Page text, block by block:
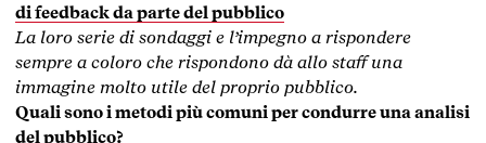
di feedback da parte del pubblico
La loro serie di sondaggi e l’impegno a rispondere
sempre a coloro che rispondono dà allo staff una
immagine molto utile del proprio pubblico.
Quali sono i metodi più comuni per condurre una analisi
del pubblico?